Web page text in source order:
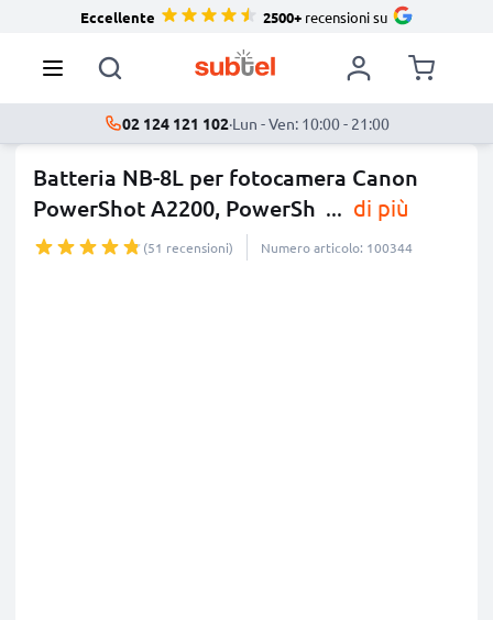
Eccellente 2500+recensioni su
02 124 121 102·Lun - Ven: 10:00 - 21:00
Batteria NB-8L per fotocamera Canon
PowerShot A2200, PowerSh ... di più
(51 recensioni) Numero articolo: 100344